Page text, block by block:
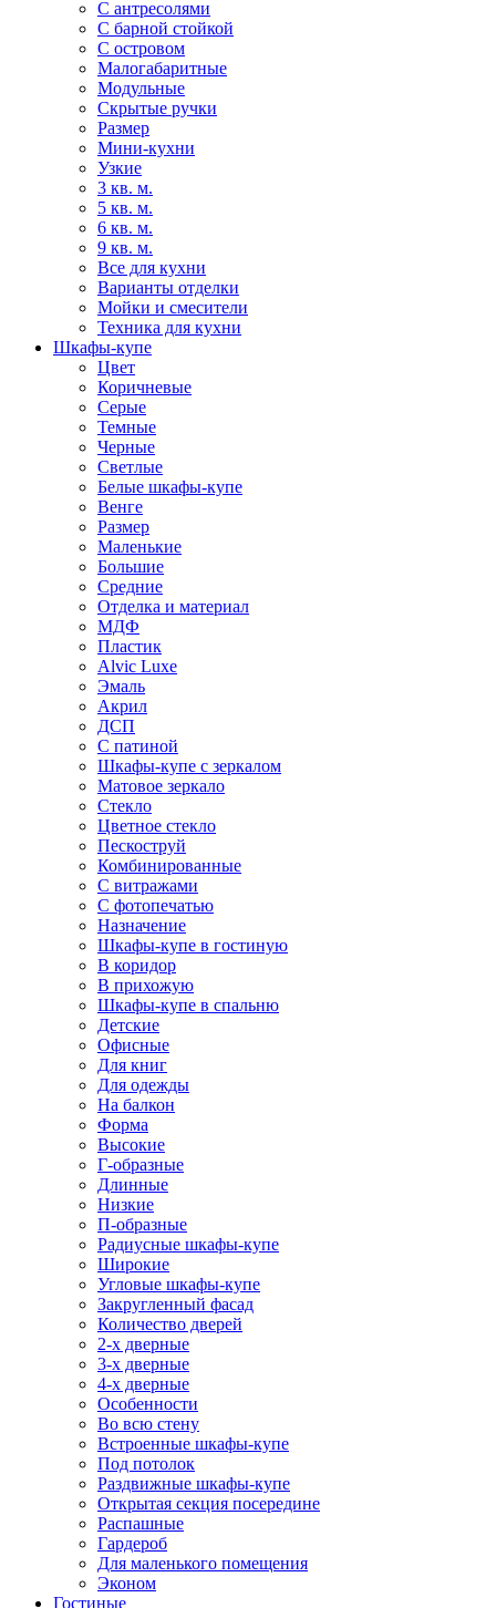
С антресолями
С барной стойкой
С островом
Малогабаритные
Модульные
Скрытые ручки
Размер
Мини-кухни
Узкие
3 кв. м.
5 кв. м.
6 кв. м.
9 кв. м.
Все для кухни
Варианты отделки
Мойки и смесители
Техника для кухни
Шкафы-купе
Цвет
Коричневые
Серые
Темные
Черные
Светлые
Белые шкафы-купе
Венге
Размер
Маленькие
Большие
Средние
Отделка и материал
МДФ
Пластик
Alvic Luxe
Эмаль
Акрил
ДСП
С патиной
Шкафы-купе с зеркалом
Матовое зеркало
Стекло
Цветное стекло
Пескоструй
Комбинированные
С витражами
С фотопечатью
Назначение
Шкафы-купе в гостиную
В коридор
В прихожую
Шкафы-купе в спальню
Детские
Офисные
Для книг
Для одежды
На балкон
Форма
Высокие
Г-образные
Длинные
Низкие
П-образные
Радиусные шкафы-купе
Широкие
Угловые шкафы-купе
Закругленный фасад
Количество дверей
2-х дверные
3-х дверные
4-х дверные
Особенности
Во всю стену
Встроенные шкафы-купе
Под потолок
Раздвижные шкафы-купе
Открытая секция посередине
Распашные
Гардероб
Для маленького помещения
Эконом
Гостиные